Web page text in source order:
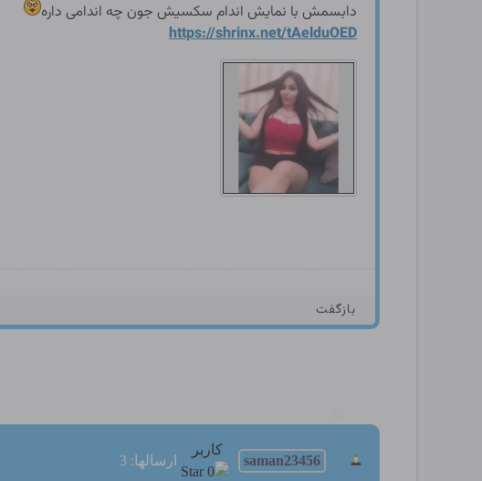
دابسمش با نمایش اندام سکسیش جون چه اندامی داره
https://shrinx.net/tAelduOED
بازگفت
saman23456
کاربر
ارسالها: 3